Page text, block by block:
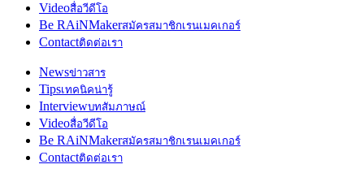
Videoสื่อวีดีโอ
Be RAiNMakerสมัครสมาชิกเรนเมคเกอร์
Contactติดต่อเรา
Newsข่าวสาร
Tipsเทคนิคน่ารู้
Interviewบทสัมภาษณ์
Videoสื่อวีดีโอ
Be RAiNMakerสมัครสมาชิกเรนเมคเกอร์
Contactติดต่อเรา